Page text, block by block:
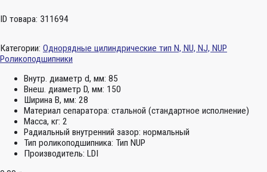
ID товара: 311694
Категории: Однорядные цилиндрические тип N, NU, NJ, NUP
Роликоподшипники
Внутр. диаметр d, мм: 85
Внеш. диаметр D, мм: 150
Ширина B, мм: 28
Материал сепаратора: стальной (стандартное исполнение)
Масса, кг: 2
Радиальный внутренний зазор: нормальный
Тип роликоподшипника: Тип NUP
Производитель: LDI